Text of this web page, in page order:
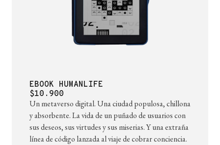
EBOOK HUMANLIFE
$10.900
Un metaverso digital. Una ciudad populosa, chillona
y absorbente. La vida de un puñado de usuarios con
sus deseos, sus virtudes y sus miserias. Y una extraña
línea de código lanzada al viaje de cobrar conciencia.